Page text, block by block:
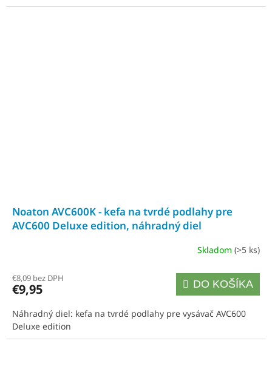
Noaton AVC600K - kefa na tvrdé podlahy pre
AVC600 Deluxe edition, náhradný diel
Skladom (>5 ks)
€8,09 bez DPH
€9,95 DO KOŠÍKA
Náhradný diel: kefa na tvrdé podlahy pre vysávač AVC600
Deluxe edition